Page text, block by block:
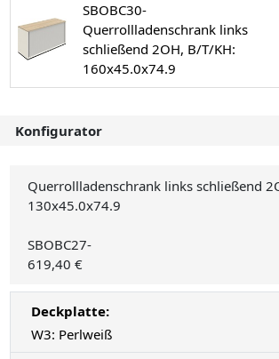
SBOBC30-
Querrollladenschrank links
schließend 2OH, B/T/KH:
160x45.0x74.9
Konfigurator
Querrollladenschrank links schließend
130x45.0x74.9
SBOBC27-
619,40 €
Deckplatte:
W3: Perlweiß